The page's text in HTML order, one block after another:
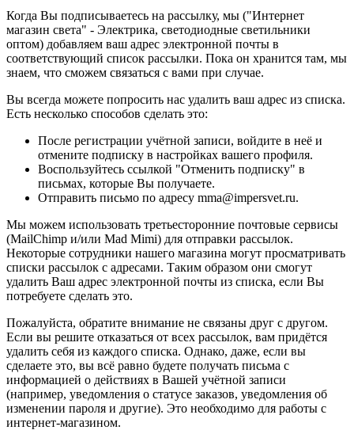
Когда Вы подписываетесь на рассылку, мы ("Интернет
магазин света" - Электрика, светодиодные светильники
оптом) добавляем ваш адрес электронной почты в
соответствующий список рассылки. Пока он хранится там, мы
знаем, что сможем связаться с вами при случае.
Вы всегда можете попросить нас удалить ваш адрес из списка.
Есть несколько способов сделать это:
После регистрации учётной записи, войдите в неё и
отмените подписку в настройках вашего профиля.
Воспользуйтесь ссылкой "Отменить подписку" в
письмах, которые Вы получаете.
Отправить письмо по адресу mma@impersvet.ru.
Мы можем использовать третьесторонние почтовые сервисы
(MailChimp и/или Mad Mimi) для отправки рассылок.
Некоторые сотрудники нашего магазина могут просматривать
списки рассылок с адресами. Таким образом они смогут
удалить Ваш адрес электронной почты из списка, если Вы
потребуете сделать это.
Пожалуйста, обратите внимание не связаны друг с другом.
Если вы решите отказаться от всех рассылок, вам придётся
удалить себя из каждого списка. Однако, даже, если вы
сделаете это, вы всё равно будете получать письма с
информацией о действиях в Вашей учётной записи
(например, уведомления о статусе заказов, уведомления об
изменении пароля и другие). Это необходимо для работы с
интернет-магазином.